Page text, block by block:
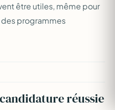
être utiles, même pour
programmes
réussie